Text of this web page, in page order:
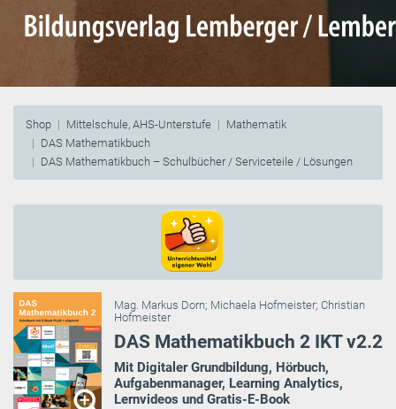
Shop Mittelschule, AHS-Unterstufe
Mathematik
DAS Mathematikbuch
DAS Mathematikbuch – Schulbücher / Serviceteile / Lösungen
Mag. Markus Dorn; Michaela Hofmeister; Christian
Hofmeister
DAS Mathematikbuch 2 IKT v2.2
Mit Digitaler Grundbildung, Hörbuch,
Aufgabenmanager, Learning Analytics,
Lernvideos und Gratis-E-Book